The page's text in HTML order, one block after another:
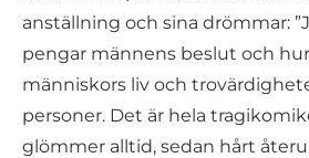
anställning och sina drömmar:
pengar männens beslut och
människors liv och
personer. Det är hela
glömmer alltid, sedan hårt